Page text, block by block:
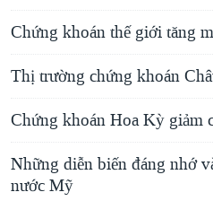
Chứng khoán thế giới tăng
Thị trường chứng khoán
Chứng khoán Hoa Kỳ giảm
Những diễn biến đáng nhớ
nước Mỹ